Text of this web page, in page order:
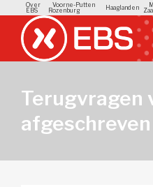
Over
EBS
Voorne-Putten
Rozenburg
Haaglanden
Terugvragen